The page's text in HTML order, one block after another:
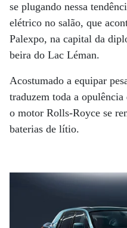
se plugando nessa
elétrico no salão, que
Palexpo, na capital da
beira do Lac Léman.
Acostumado a equipar
traduzem toda a
o motor Rolls-Royce se
baterias de lítio.